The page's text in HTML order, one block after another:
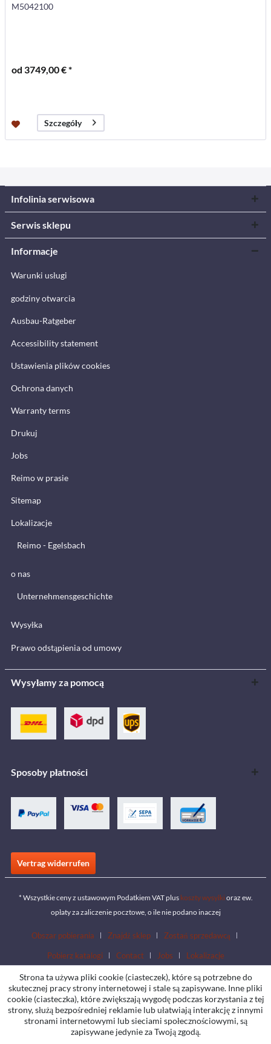
M5042100
od 3749,00 € *
Szczegóły
Infolinia serwisowa
Serwis sklepu
Informacje
Warunki usługi
godziny otwarcia
Ausbau-Ratgeber
Accessibility statement
Ustawienia plików cookies
Ochrona danych
Warranty terms
Drukuj
Jobs
Reimo w prasie
Sitemap
Lokalizacje
Reimo - Egelsbach
o nas
Unternehmensgeschichte
Wysyłka
Prawo odstąpienia od umowy
Wysyłamy za pomocą
Sposoby płatności
Vertrag widerrufen
* Wszystkie ceny z ustawowym Podatkiem VAT plus koszty wysyłki oraz ew.
opłaty za zaliczenie pocztowe, o ile nie podano inaczej
Obszar pobierania Znajdź sklep Zostań sprzedawcą
Pobierz katalogi Contact Jobs Lokalizacje
Strona ta używa pliki cookie (ciasteczek), które są potrzebne do
skutecznej pracy strony internetowej i stale są zapisywane. Inne pliki
cookie (ciasteczka), które zwiększają wygodę podczas korzystania z tej
strony, służą bezpośredniej reklamie lub ułatwiają interakcję z innymi
stronami internetowymi lub sieciami społecznościowymi, są
zapisywane jedynie za Twoją zgodą.